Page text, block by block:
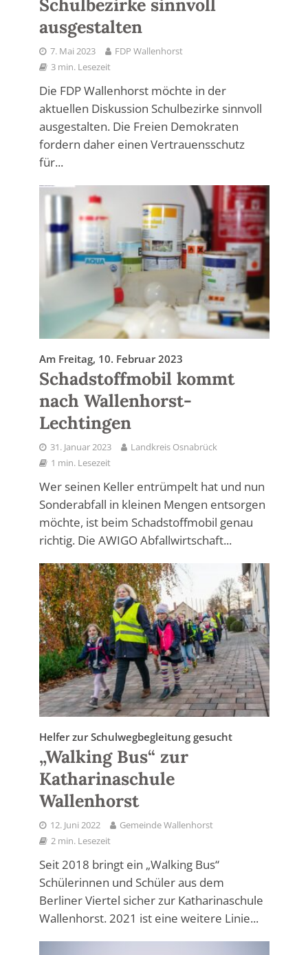
Schulbezirke sinnvoll
ausgestalten
7. Mai 2023
FDP Wallenhorst
3 min. Lesezeit
Die FDP Wallenhorst möchte in der
aktuellen Diskussion Schulbezirke sinnvoll
ausgestalten. Die Freien Demokraten
fordern daher einen Vertrauensschutz
für...
Am Freitag, 10. Februar 2023
Schadstoffmobil kommt
nach Wallenhorst-
Lechtingen
31. Januar 2023
Landkreis Osnabrück
1 min. Lesezeit
Wer seinen Keller entrümpelt hat und nun
Sonderabfall in kleinen Mengen entsorgen
möchte, ist beim Schadstoffmobil genau
richtig. Die AWIGO Abfallwirtschaft...
Helfer zur Schulwegbegleitung gesucht
„Walking Bus“ zur
Katharinaschule
Wallenhorst
12. Juni 2022
Gemeinde Wallenhorst
2 min. Lesezeit
Seit 2018 bringt ein „Walking Bus“
Schülerinnen und Schüler aus dem
Berliner Viertel sicher zur Katharinaschule
Wallenhorst. 2021 ist eine weitere Linie...